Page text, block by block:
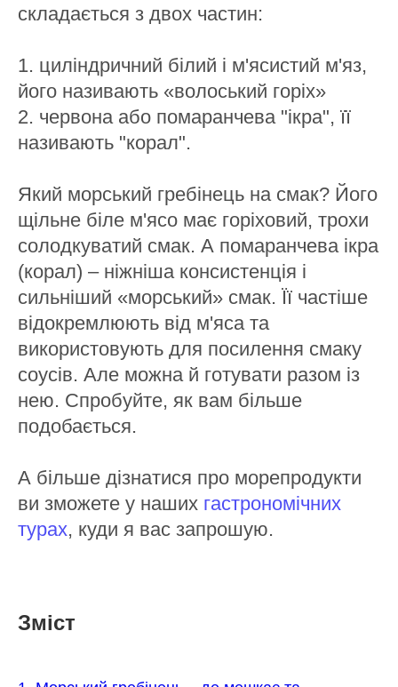
складається з двох частин:
1. циліндричний білий і м'ясистий м'яз,
його називають «волоський горіх»
2. червона або помаранчева "ікра", її
називають "корал".
Який морський гребінець на смак? Його
щільне біле м'ясо має горіховий, трохи
солодкуватий смак. А помаранчева ікра
(корал) – ніжніша консистенція і
сильніший «морський» смак. Її частіше
відокремлюють від м'яса та
використовують для посилення смаку
соусів. Але можна й готувати разом із
нею. Спробуйте, як вам більше
подобається.
А більше дізнатися про морепродукти
ви зможете у наших гастрономічних
турах, куди я вас запрошую.
Зміст